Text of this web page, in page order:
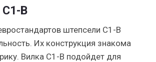
B
штепсели C1-B
Их конструкция знакома
Вилка C1-B подойдет для